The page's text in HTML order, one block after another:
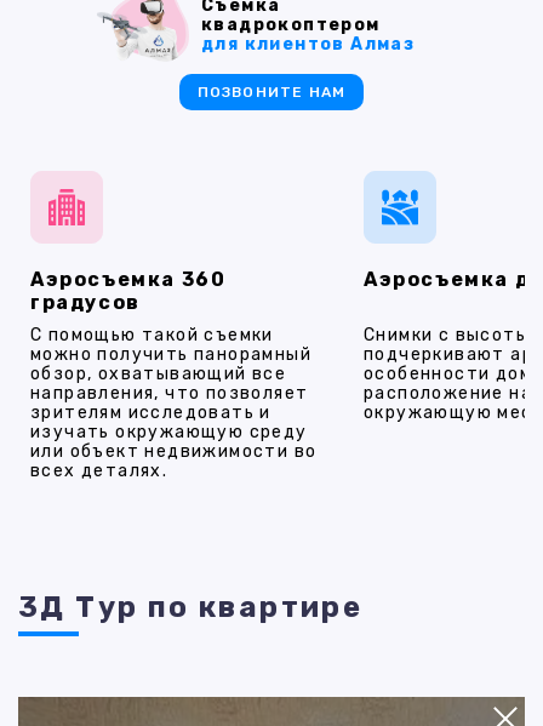
Аэросъемка 360
градусов
С помощью такой съемки
можно получить панорамный
обзор, охватывающий все
направления, что позволяет
зрителям исследовать и
изучать окружающую среду
или объект недвижимости во
всех деталях.
Аэросъемка
Снимки с высоты
подчеркивают
особенности
расположение на
окружающую
Съемка
квадрокоптером
для клиентов Алмаз
ПОЗВОНИТЕ НАМ
3Д Тур по квартире